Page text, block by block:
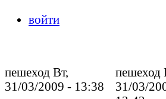
войти
пешеход Вт,
31/03/2009 - 13:38
пешеход
31/03/